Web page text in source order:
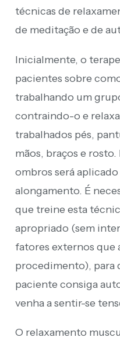
técnicas de
de meditação e de
Inicialmente, o
pacientes sobre
trabalhando um
contraindo-o e
trabalhados pés,
mãos, braços e
ombros será
alongamento. É
que treine esta
apropriado (sem
fatores externos que
procedimento), para
paciente consiga
venha a sentir-se
O relaxamento